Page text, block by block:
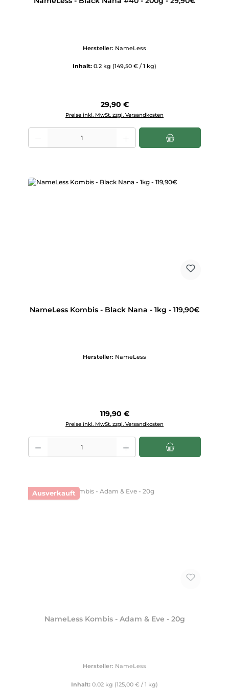
Hersteller: NameLess
Inhalt: 0.2 kg (149,50 € / 1 kg)
Regulärer Preis:
29,90 €
Preise inkl. MwSt. zzgl. Versandkosten
Produkt Anzahl: Gib den gewünschten Wert ein oder benutze die
NameLess Kombis - Black Nana - 1kg - 119,90€
Hersteller: NameLess
Regulärer Preis:
119,90 €
Preise inkl. MwSt. zzgl. Versandkosten
Produkt Anzahl: Gib den gewünschten Wert ein oder benutze die
Ausverkauft
NameLess Kombis - Adam & Eve - 20g
Hersteller: NameLess
Inhalt: 0.02 kg (125,00 € / 1 kg)